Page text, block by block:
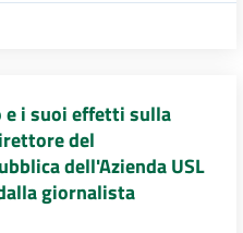
e i suoi effetti sulla
del
dell'Azienda USL
giornalista